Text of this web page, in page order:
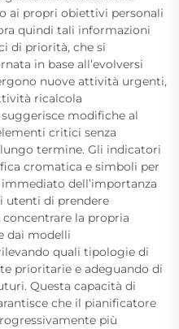
ai propri obiettivi personali
quindi tali informazioni
di priorità, che si
in base all’evolversi
nuove attività urgenti,
ricalcola
modifiche al
critici senza
termine. Gli indicatori
cromatica e simboli per
dell’importanza
utenti di prendere
la propria
dai modelli
quali tipologie di
prioritarie e adeguando di
Questa capacità di
che il pianificatore
più